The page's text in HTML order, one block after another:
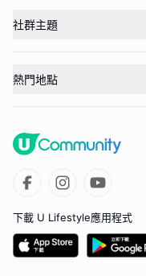
社群主題
熱門地點
下載 U Lifestyle應用程式